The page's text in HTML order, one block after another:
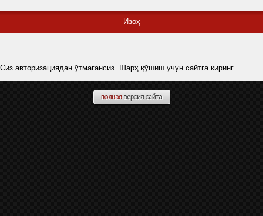
Изоҳ
Сиз авторизациядан ўтмагансиз. Шарҳ қўшиш учун сайтга киринг.